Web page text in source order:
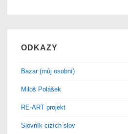
ODKAZY
Bazar (můj osobní)
Miloš Polášek
RE-ART projekt
Slovník cizích slov